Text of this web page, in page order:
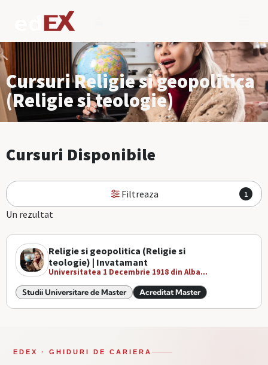
Cursuri Religie si geopolitica
(Religie si teologie)
Cursuri Disponibile
Filtreaza 1
Un rezultat
Religie si geopolitica (Religie si
teologie) | Invatamant
Universitatea 1 Decembrie 1918 din Alba...
Studii Universitare de Master Acreditat Master
EDEX · GHIDURI DE CARIERA